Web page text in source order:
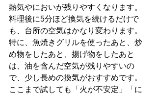
熱気やにおいが残りやすくなります。
料理後に5分ほど換気を続けるだけで
も、台所の空気はかなり変わります。
特に、魚焼きグリルを使ったあと、炒
め物をしたあと、揚げ物をしたあと
は、油を含んだ空気が残りやすいの
で、少し長めの換気がおすすめです。
ここまで試しても「火が不安定」「に